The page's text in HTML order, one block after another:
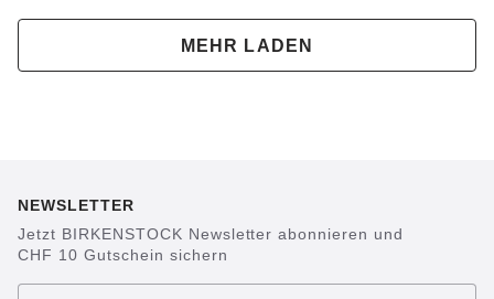
MEHR LADEN
NEWSLETTER
Jetzt BIRKENSTOCK Newsletter abonnieren und
CHF 10 Gutschein sichern